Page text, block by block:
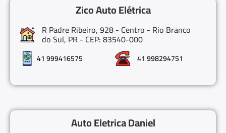
Zico Auto Elétrica
R Padre Ribeiro, 928 - Centro - Rio Branco
do Sul, PR - CEP: 83540-000
41 999416575 41 998294751
Auto Eletrica Daniel